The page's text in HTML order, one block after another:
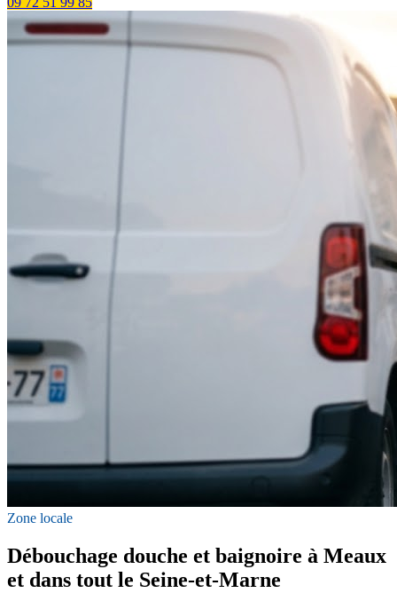
Zone locale
Débouchage douche et baignoire à Meaux
et dans tout le Seine-et-Marne